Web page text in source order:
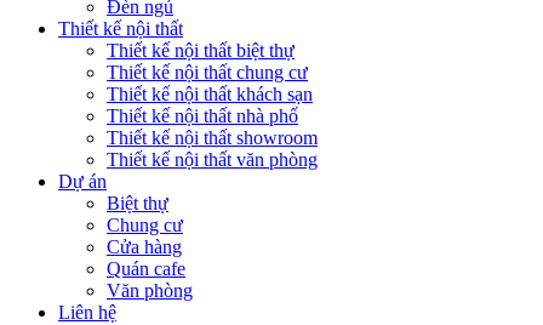
Đèn ngủ
Thiết kế nội thất
Thiết kế nội thất biệt thự
Thiết kế nội thất chung cư
Thiết kế nội thất khách sạn
Thiết kế nội thất nhà phố
Thiết kế nội thất showroom
Thiết kế nội thất văn phòng
Dự án
Biệt thự
Chung cư
Cửa hàng
Quán cafe
Văn phòng
Liên hệ